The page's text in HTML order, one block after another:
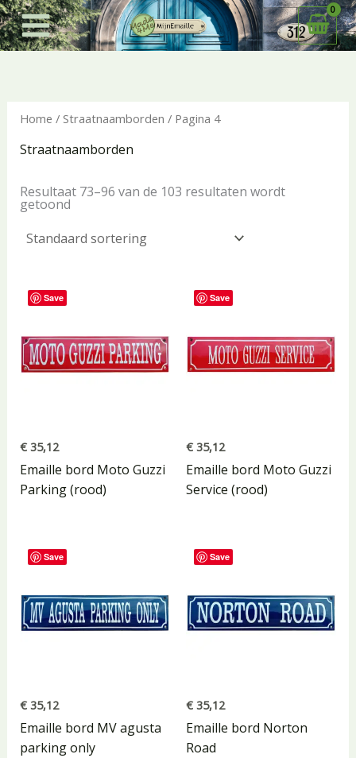
Ga
naar
de
Home / Straatnaamborden / Pagina 4
Straatnaamborden
Resultaat 73–96 van de 103 resultaten wordt
getoond
Save
€35,12
Emaille bord Moto Guzzi
Parking (rood)
Save
€ 35,12
Emaille bord Moto Guzzi
Service (rood)
Save
€35,12
Emaille bord MV agusta
parking only
Save
€ 35,12
Emaille bord Norton
Road